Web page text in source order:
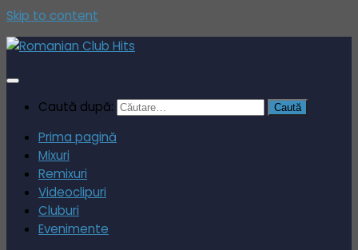
Skip to content
Caută după:
Prima pagină
Mixuri
Remixuri
Videoclipuri
Cluburi
Evenimente